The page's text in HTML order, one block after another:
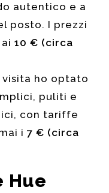
autentico e a
posto. I prezzi
ai10 € (circa
visita ho optato
puliti e
con tariffe
i7 € (circa
Hue